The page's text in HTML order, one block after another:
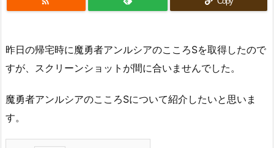
昨日の帰宅時に魔勇者アンルシアのこころSを取得したので
すが、スクリーンショットが間に合いませんでした。
魔勇者アンルシアのこころSについて紹介したいと思いま
す。